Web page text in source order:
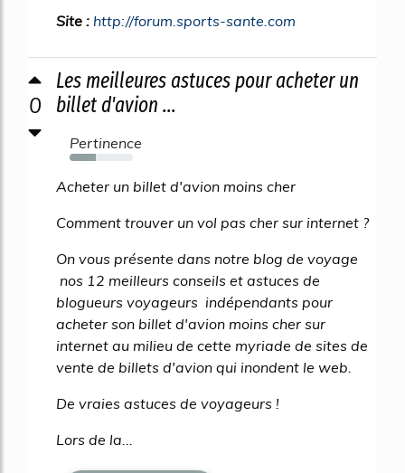
Site : http://forum.sports-sante.com
0
Les meilleures astuces pour acheter un
billet d'avion ...
Pertinence
42%
Acheter un billet d'avion moins cher
Comment trouver un vol pas cher sur internet ?
On vous présente dans notre blog de voyage
nos 12 meilleurs conseils et astuces de
blogueurs voyageurs indépendants pour
acheter son billet d'avion moins cher sur
internet au milieu de cette myriade de sites de
vente de billets d'avion qui inondent le web.
De vraies astuces de voyageurs !
Lors de la...